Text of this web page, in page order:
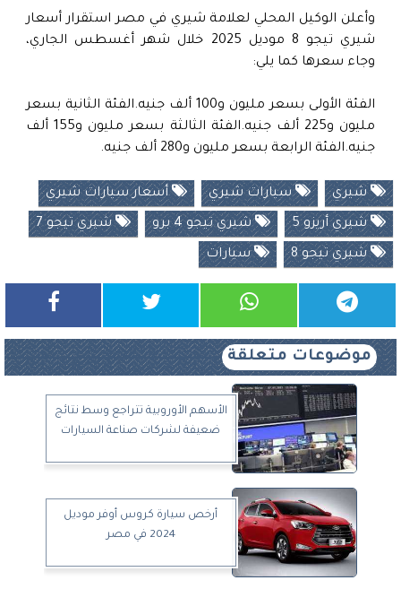
وأعلن الوكيل المحلي لعلامة شيري في مصر استقرار أسعار
شيري تيجو 8 موديل 2025 خلال شهر أغسطس الجاري،
وجاء سعرها كما يلي:
الفئة الأولى بسعر مليون و100 ألف جنيه.الفئة الثانية بسعر
مليون و225 ألف جنيه.الفئة الثالثة بسعر مليون و155 ألف
جنيه.الفئة الرابعة بسعر مليون و280 ألف جنيه.
شيري سيارات شيري أسعار سيارات شيري
شيري أريزو 5 شيري تيجو 4 برو شيري تيجو 7
شيري تيجو 8 سيارات
موضوعات متعلقة
الأسهم الأوروبية تتراجع وسط نتائج
ضعيفة لشركات صناعة السيارات
أرخص سيارة كروس أوفر موديل
2024 في مصر